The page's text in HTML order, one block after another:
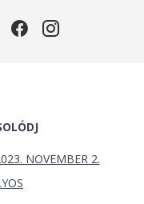
NOVEMBER 2.